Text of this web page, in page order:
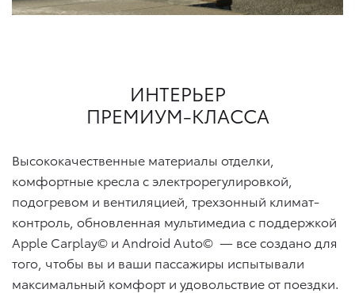
ИНТЕРЬЕР
ПРЕМИУМ-КЛАССА
Высококачественные материалы отделки,
комфортные кресла с электрорегулировкой,
подогревом и вентиляцией, трехзонный климат-
контроль, обновленная мультимедиа с поддержкой
Apple Carplay© и Android Auto© — все создано для
того, чтобы вы и ваши пассажиры испытывали
максимальный комфорт и удовольствие от поездки.